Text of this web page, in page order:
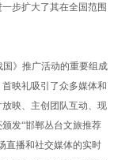
步扩大了其在全国范围
》推广活动的重要组成
映礼吸引了众多媒体和
映、主创团队互动、现
发“邯郸丛台文旅推荐
直播和社交媒体的实时